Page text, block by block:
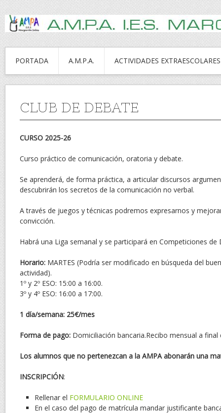
PORTADA A.M.P.A. ACTIVIDADES EXTRAESCOLARES
CLUB DE DEBATE
CURSO 2025-26
Curso práctico de comunicación, oratoria y debate.
Se aprenderá, de forma práctica, a articular discursos
descubrirán los secretos de la comunicación no verbal.
A través de juegos y técnicas podremos expresarnos y
convicción.
Habrá una Liga semanal y se participará en Competiciones de
Horario: MARTES (Podría ser modificado en búsqueda del
actividad).
1º y 2º ESO: 15:00 a 16:00.
3º y 4º ESO: 16:00 a 17:00.
1 día/semana: 25€/mes
Forma de pago: Domiciliación bancaria.Recibo mensual a final
Los alumnos que no pertenezcan a la AMPA abonarán una
INSCRIPCIÓN:
Rellenar el FORMULARIO ONLINE
En el caso del pago de matrícula mandar justificante